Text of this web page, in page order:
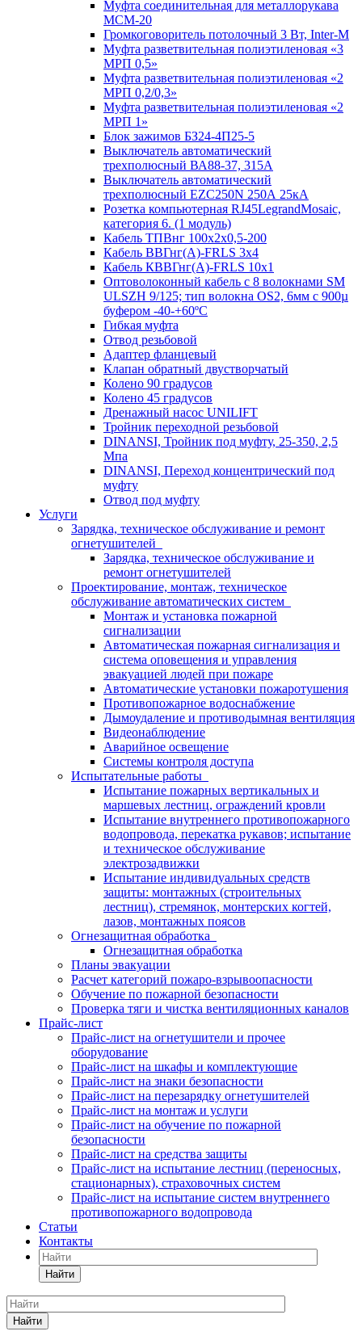
Муфта соединительная для металлорукава
МСМ-20
Громкоговоритель потолочный 3 Вт, Inter-M
Муфта разветвительная полиэтиленовая «3
МРП 0,5»
Муфта разветвительная полиэтиленовая «2
МРП 0,2/0,3»
Муфта разветвительная полиэтиленовая «2
МРП 1»
Блок зажимов БЗ24-4П25-5
Выключатель автоматический
трехполюсный ВА88-37, 315А
Выключатель автоматический
трехполюсный EZC250N 250А 25кА
Розетка компьютерная RJ45LegrandMosaic,
категория 6. (1 модуль)
Кабель ТПВнг 100х2х0,5-200
Кабель ВВГнг(А)-FRLS 3х4
Кабель КВВГнг(А)-FRLS 10х1
Оптоволоконный кабель с 8 волокнами SM
ULSZH 9/125; тип волокна OS2, 6мм с 900µ
буфером -40-+60ºC
Гибкая муфта
Отвод резьбовой
Адаптер фланцевый
Клапан обратный двустворчатый
Колено 90 градусов
Колено 45 градусов
Дренажный насос UNILIFT
Тройник переходной резьбовой
DINANSI, Тройник под муфту, 25-350, 2,5
Мпа
DINANSI, Переход концентрический под
муфту
Отвод под муфту
Услуги
Зарядка, техническое обслуживание и ремонт
огнетушителей
Зарядка, техническое обслуживание и
ремонт огнетушителей
Проектирование, монтаж, техническое
обслуживание автоматических систем
Монтаж и установка пожарной
сигнализации
Автоматическая пожарная сигнализация и
система оповещения и управления
эвакуацией людей при пожаре
Автоматические установки пожаротушения
Противопожарное водоснабжение
Дымоудаление и противодымная вентиляция
Видеонаблюдение
Аварийное освещение
Системы контроля доступа
Испытательные работы
Испытание пожарных вертикальных и
маршевых лестниц, ограждений кровли
Испытание внутреннего противопожарного
водопровода, перекатка рукавов; испытание
и техническое обслуживание
электрозадвижки
Испытание индивидуальных средств
защиты: монтажных (строительных
лестниц), стремянок, монтерских когтей,
лазов, монтажных поясов
Огнезащитная обработка
Огнезащитная обработка
Планы эвакуации
Расчет категорий пожаро-взрывоопасности
Обучение по пожарной безопасности
Проверка тяги и чистка вентиляционных каналов
Прайс-лист
Прайс-лист на огнетушители и прочее
оборудование
Прайс-лист на шкафы и комплектующие
Прайс-лист на знаки безопасности
Прайс-лист на перезарядку огнетушителей
Прайс-лист на монтаж и услуги
Прайс-лист на обучение по пожарной
безопасности
Прайс-лист на средства защиты
Прайс-лист на испытание лестниц (переносных,
стационарных), страховочных систем
Прайс-лист на испытание систем внутреннего
противопожарного водопровода
Статьи
Контакты
Найти
Найти